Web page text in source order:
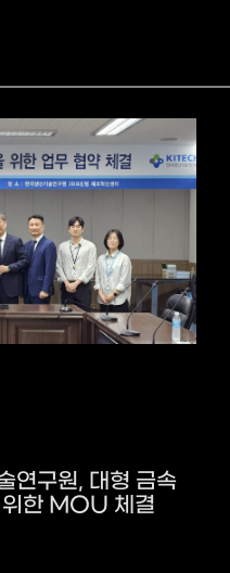
연구원, 대형 금속
위한 MOU 체결